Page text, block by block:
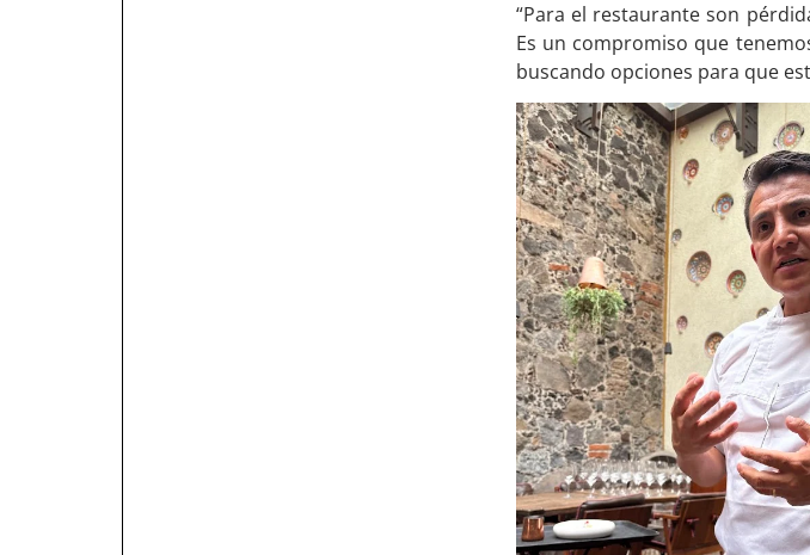
“Para el restaurante son
Es un compromiso que
buscando opciones para que